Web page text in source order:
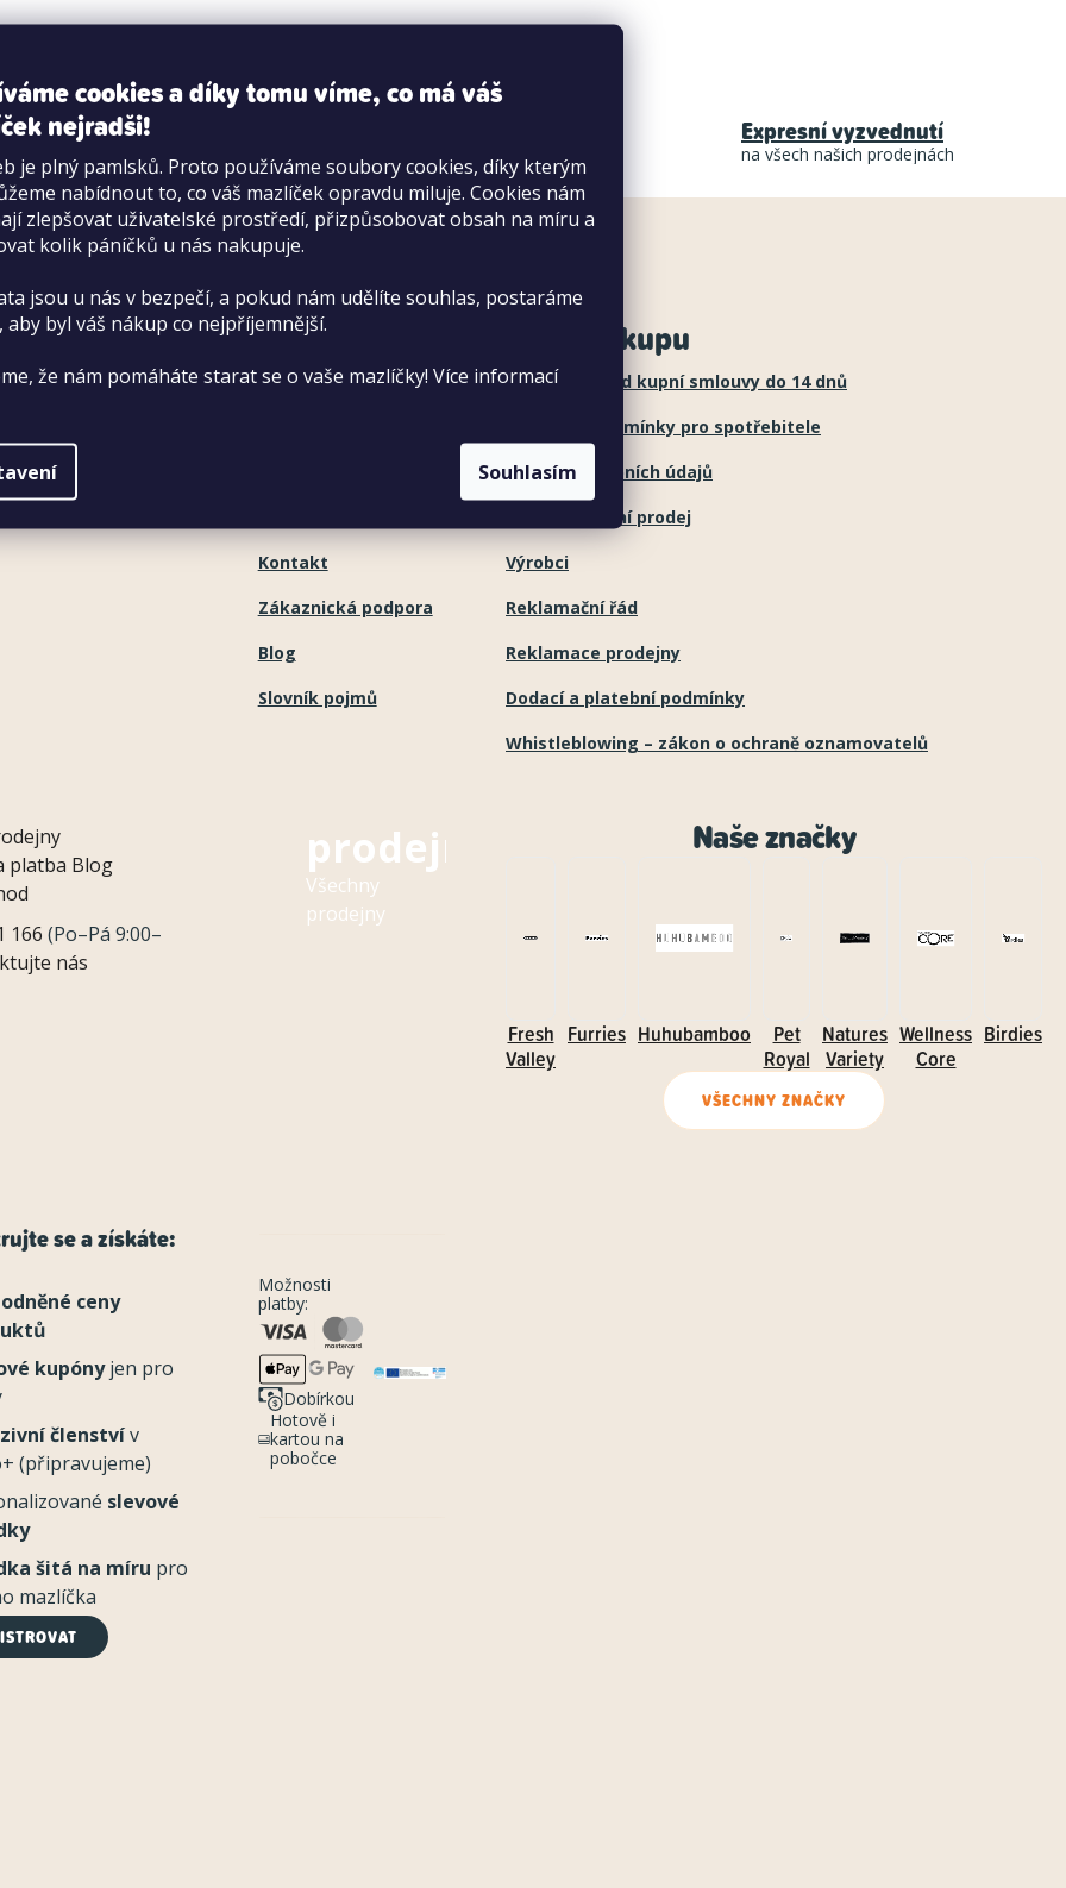
cookies a díky tomu víme, co má váš
nejradši!
je plný pamlsků. Proto používáme soubory cookies, díky kterým
nabídnout to, co váš mazlíček opravdu miluje. Cookies nám
zlepšovat uživatelské prostředí, přizpůsobovat obsah na míru a
kolik páníčků u nás nakupuje.
jsou u nás v bezpečí, a pokud nám udělíte souhlas, postaráme
aby byl váš nákup co nejpříjemnější.
že nám pomáháte starat se o vaše mazlíčky! Více informací
Souhlasím
O
v
l
á
d
a
í
r
k
y
v
ý
p
u
věrné zákazníky s radostí poradíme
Expresní vyzvednutí
na všech našich prodejnách
formulář
od 9:30 do 16:30 O Pet Center
O nás
Kontakt
Zákaznická podpora
Blog
Slovník pojmů
Vše o nákupu
Odstoupení od kupní smlouvy do 14 dnů
Obchodní podmínky pro spotřebitele
Ochrana osobních údajů
Velkoobchodní prodej
Výrobci
Reklamační řád
Reklamace prodejny
Dodací a platební podmínky
Whistleblowing – zákon o ochraně oznamovatelů
platba Blog
166 (Po–Pá 9:00–
nás
prodejny
Všechny
prodejny
Naše značky
Fresh
Valley
Furries Huhubamboo
Pet
Royal
Natures
Variety
Wellness
Core
Birdies
VŠECHNY ZNAČKY
se a získáte:
ceny
kupónyjen pro
členstvív
(připravujeme)
slevové
šitá na míru pro
mazlíčka
Možnosti
platby:
Dobírkou
Hotově i
kartou na
pobočce